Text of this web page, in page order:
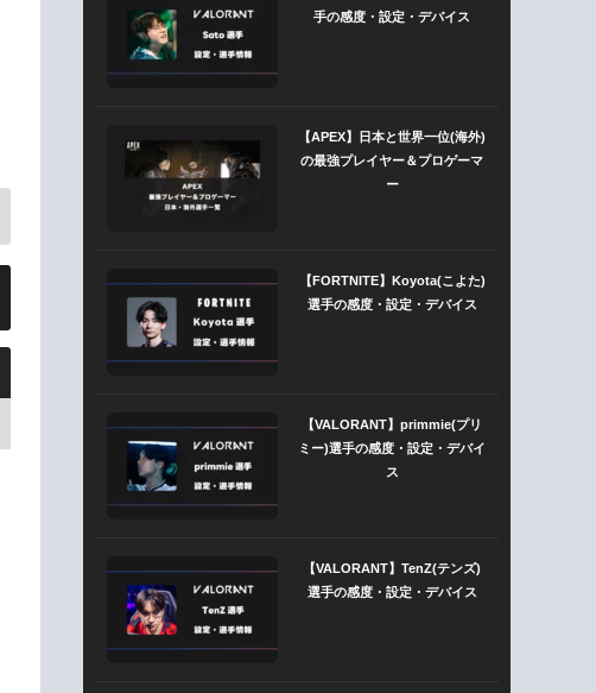
手の感度・設定・デバイス
【APEX】日本と世界一位(海外)
の最強プレイヤー＆プロゲーマ
ー
【FORTNITE】Koyota(こよた)
選手の感度・設定・デバイス
【VALORANT】primmie(プリ
ミー)選手の感度・設定・デバイ
ス
【VALORANT】TenZ(テンズ)
選手の感度・設定・デバイス